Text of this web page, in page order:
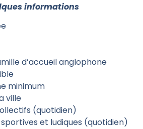
informations
d’accueil anglophone
minimum
ville
(quotidien)
et ludiques (quotidien)